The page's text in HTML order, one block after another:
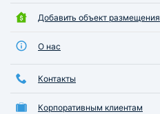
Добавить объект размещения
О нас
Контакты
Корпоративным клиентам